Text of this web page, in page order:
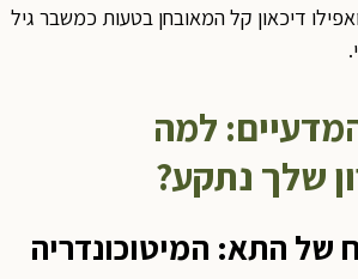
דיכאון קל המאובחן בטעות כמשבר גיל
למה
שלך נתקע?